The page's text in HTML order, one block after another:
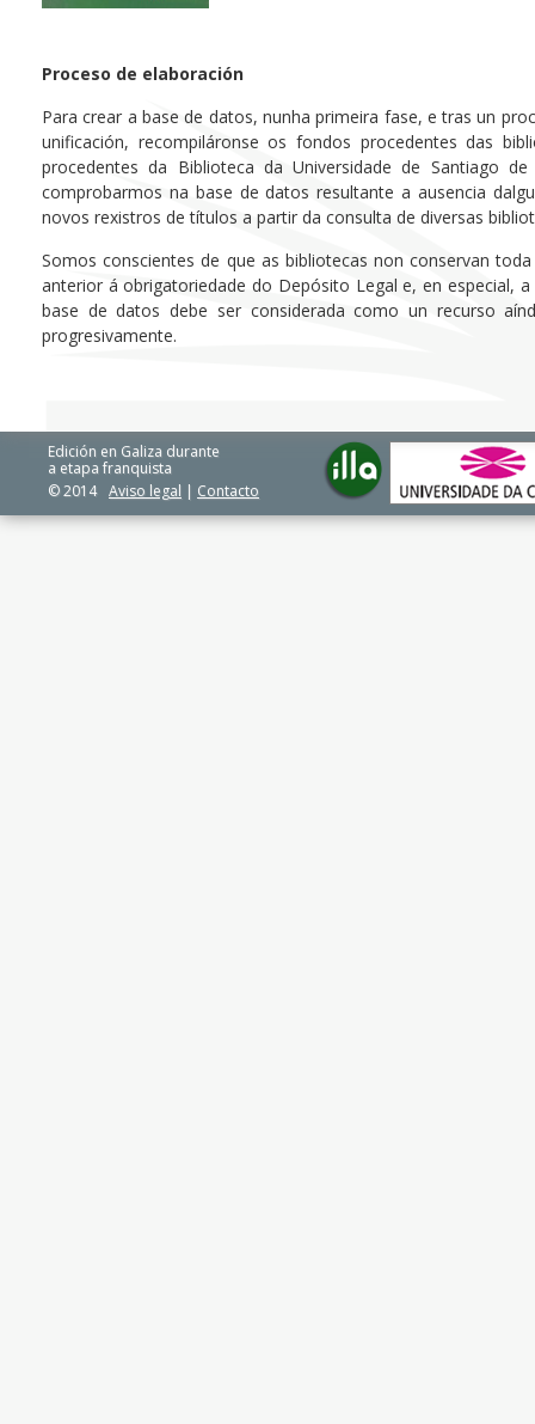
Proceso de elaboración
Para crear a base de datos, nunha primeira fase, e tras un
unificación, recompiláronse os fondos procedentes das
procedentes da Biblioteca da Universidade de Santiago
comprobarmos na base de datos resultante a ausencia
novos rexistros de títulos a partir da consulta de diversas
Somos conscientes de que as bibliotecas non conservan
anterior á obrigatoriedade do Depósito Legal e, en especial,
base de datos debe ser considerada como un recurso
progresivamente.
Edición en Galiza durante
a etapa franquista
© 2014 Aviso legal | Contacto